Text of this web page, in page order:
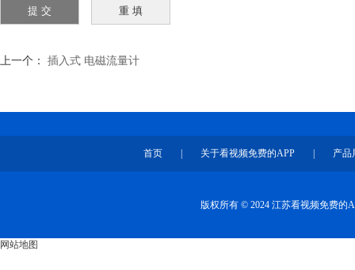
上一个： 插入式 电磁流量计
首页 关于看视频免费的APP 产品
版权所有 © 2024 江苏看视频免费的
网站地图